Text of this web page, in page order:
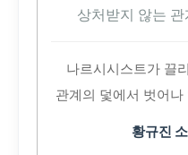
상처받지 않는
나르시시스트가 끌
관계의 덫에서 벗어
황규진